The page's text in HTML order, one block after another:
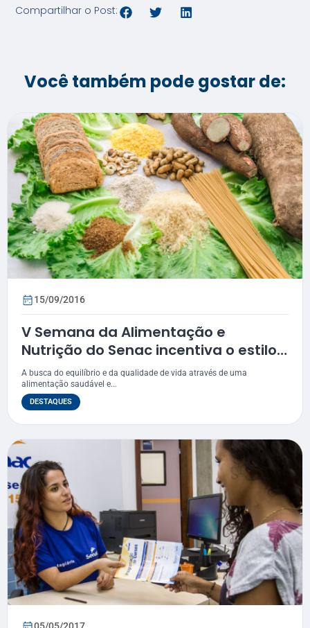
Compartilhar o Post:
Você também pode gostar de:
15/09/2016
V Semana da Alimentação e
Nutrição do Senac incentiva o estilo
de vida saudável
A busca do equilíbrio e da qualidade de vida através de uma
alimentação saudável e...
DESTAQUES